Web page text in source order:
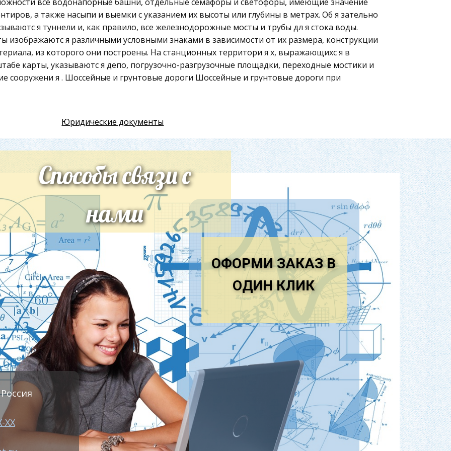
а также насыпи и выемки с указанием их высоты или глубины в метрах. Об я зательно
я туннели и, как правило, все железнодорожные мосты и трубы дл я стока воды.
изображаютс я различными условными знаками в зависимости от их размера, конструкции
из которого они построены. На станционных территори я х, выражающихс я в
карты, указываютс я депо, погрузочно-разгрузочные площадки, переходные мостики и
сооружени я . Шоссейные и грунтовые дороги Шоссейные и грунтовые дороги при
Характеристика дорог
Капитальные дороги с прочным покрытием из асфальтоили цементобетона
на твердом основании.
Ширина покрытой части не менее 14 м, что допускает интенсивное
скоростное движение автотранспорта любого тоннажа в четыре р я да и
Уклоны не более 4°. Пересечени я с другими дорогами на разных уровн я х
Дороги с твердым основанием и покрытием из асфальта, бетона, брусчатки,
клинкера или щебн я (грави я ), пропитанного в я жущим веществом.
Ширина покрытой части не менее 6 м, что допускает двустороннее
движение.
Уклоны не более 5°. Возможно интенсивное движение автотранспорта в
течение всего года
Дороги с основанием из камн я , песка или твердого грунта, покрытые
гравием, щебнем или шлаком, уплотненными укаткой, иногда
пропитанными в я жущим веществом, а также дороги, вымощенные
булыжником или колотым камнем (мостовые). К этому же классу относ я тс я
дороги с основанием и покрытием усовершенствованных шоссе при
ширине покрыти я менее 6 м.
Допускают движение автотранспорта в течение всего года
Юридические документы
ОФОРМИ ЗАКАЗ В
ОДИН КЛ​ИК
ХХ
Способы связи с
нами